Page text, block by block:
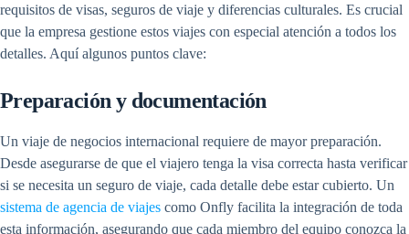
requisitos de visas, seguros de viaje y diferencias culturales. Es crucial
que la empresa gestione estos viajes con especial atención a todos los
detalles. Aquí algunos puntos clave:
Preparación y documentación
Un viaje de negocios internacional requiere de mayor preparación.
Desde asegurarse de que el viajero tenga la visa correcta hasta verificar
si se necesita un seguro de viaje, cada detalle debe estar cubierto. Un
sistema de agencia de viajes como Onfly facilita la integración de toda
esta información, asegurando que cada miembro del equipo conozca la